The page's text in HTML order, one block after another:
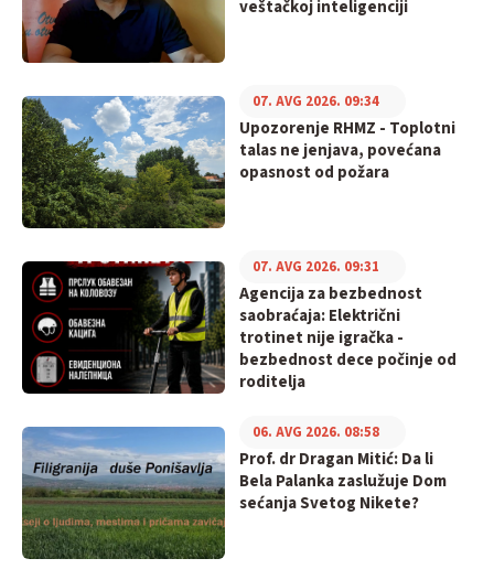
veštačkoj inteligenciji
Upozorenje RHMZ - Toplotni
talas ne jenjava, povećana
opasnost od požara
07. AVG 2026. 09:34
Agencija za bezbednost
saobraćaja: Električni
trotinet nije igračka -
bezbednost dece počinje od
roditelja
07. AVG 2026. 09:31
Prof. dr Dragan Mitić: Da li
Bela Palanka zaslužuje Dom
sećanja Svetog Nikete?
06. AVG 2026. 08:58